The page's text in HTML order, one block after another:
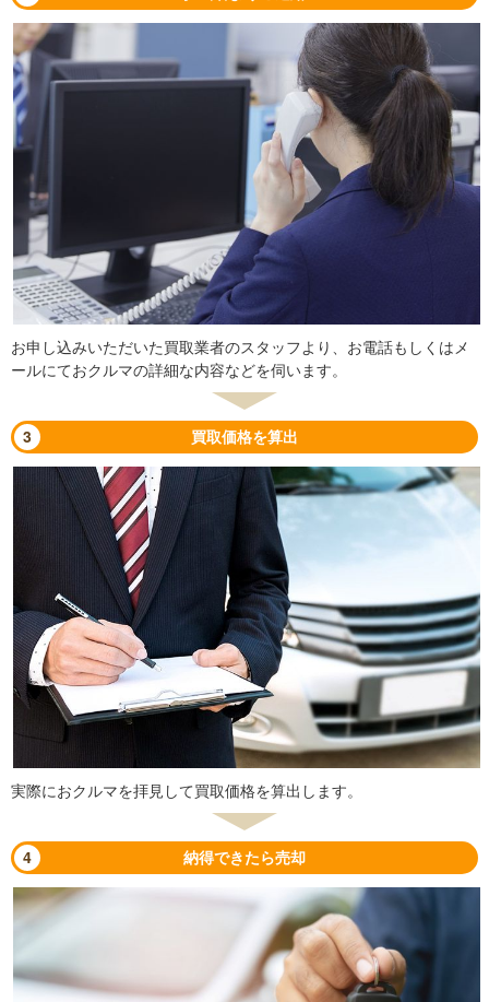
お申し込みいただいた買取業者のスタッフより、お電話もしくはメ
ールにておクルマの詳細な内容などを伺います。
3 買取価格を算出
実際におクルマを拝見して買取価格を算出します。
4 納得できたら売却